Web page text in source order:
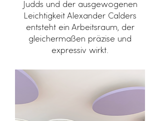
Judds und der ausgewogenen
Leichtigkeit Alexander Calders
entsteht ein Arbeitsraum, der
gleichermaßen präzise und
expressiv wirkt.